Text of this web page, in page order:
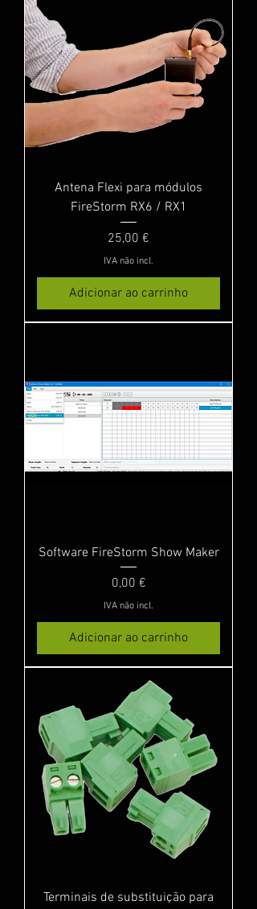
Antena Flexi para módulos
FireStorm RX6 / RX1
Preço
25,00 €
IVA não incl.
Adicionar ao carrinho
Software FireStorm Show Maker
Preço
0,00 €
IVA não incl.
Adicionar ao carrinho
Terminais de substituição para